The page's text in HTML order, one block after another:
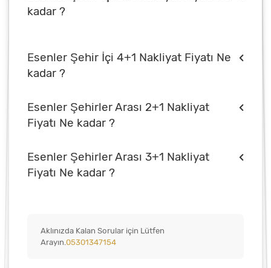
kadar ?
Esenler Şehir İçi 4+1 Nakliyat Fiyatı Ne
kadar ?
Esenler Şehirler Arası 2+1 Nakliyat
Fiyatı Ne kadar ?
Esenler Şehirler Arası 3+1 Nakliyat
Fiyatı Ne kadar ?
Aklınızda Kalan Sorular için Lütfen
Arayın.05301347154